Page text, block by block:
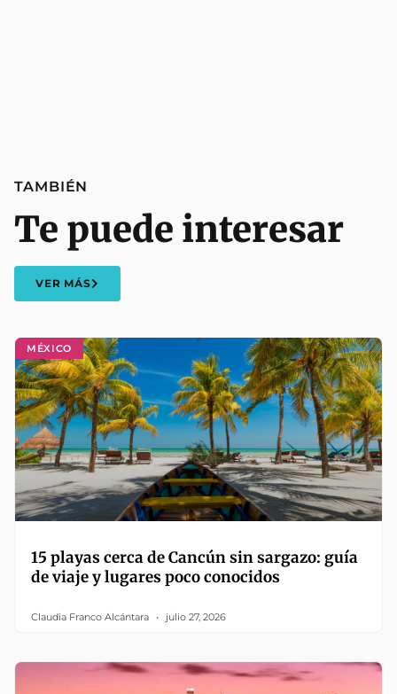
MÉXICO
15 playas cerca de Cancún sin sargazo: guía
de viaje y lugares poco conocidos
Claudia Franco Alcántara julio 27, 2026
TAMBIÉN
Te puede interesar
VER MÁS